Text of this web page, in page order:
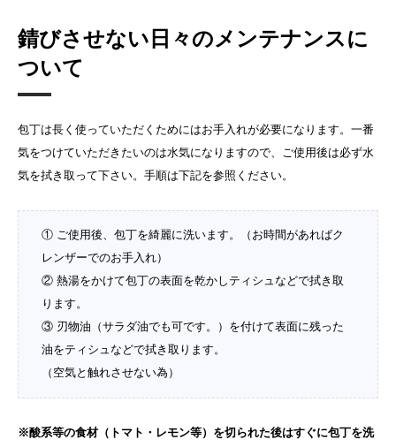
錆びさせない日々のメンテナンスに
ついて
包丁は長く使っていただくためにはお手入れが必要になります。一番
気をつけていただきたいのは水気になりますので、ご使用後は必ず水
気を拭き取って下さい。手順は下記を参照ください。
① ご使用後、包丁を綺麗に洗います。（お時間があればク
レンザーでのお手入れ）
② 熱湯をかけて包丁の表面を乾かしティシュなどで拭き取
ります。
③ 刃物油（サラダ油でも可です。）を付けて表面に残った
油をティシュなどで拭き取ります。
（空気と触れさせない為）
※酸系等の食材（トマト・レモン等）を切られた後はすぐに包丁を洗